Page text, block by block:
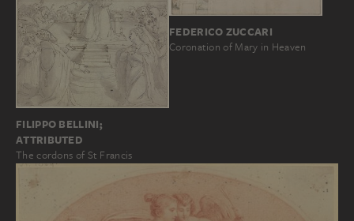
FILIPPO BELLINI;
ATTRIBUTED
The cordons of St Francis
FEDERICO ZUCCARI
Coronation of Mary in Heaven